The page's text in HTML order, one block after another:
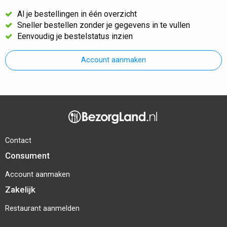
Al je bestellingen in één overzicht
Sneller bestellen zonder je gegevens in te vullen
Eenvoudig je bestelstatus inzien
Account aanmaken
Contact
Consument
Account aanmaken
Zakelijk
Restaurant aanmelden